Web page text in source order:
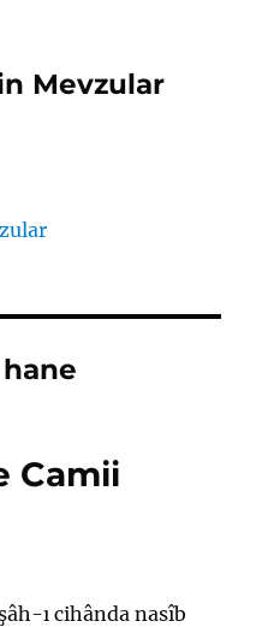
Mevzular
Camii
ı cihânda nasîb